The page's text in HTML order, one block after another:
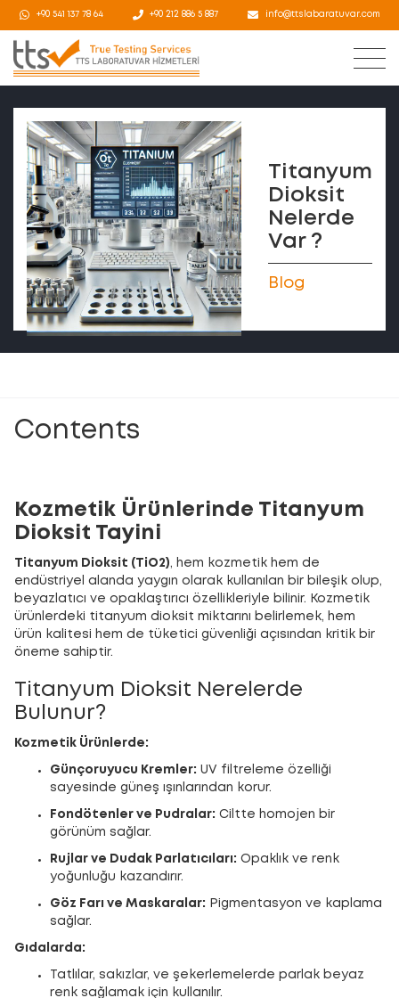
+90 541 137 78 64 +90 212 886 5 887 info@ttslabaratuvar.com
Titanyum
Dioksit
Nelerde
Var ?
Blog
Contents
Kozmetik Ürünlerinde Titanyum
Dioksit Tayini
Titanyum Dioksit (TiO2), hem kozmetik hem de
endüstriyel alanda yaygın olarak kullanılan bir bileşik olup,
beyazlatıcı ve opaklaştırıcı özellikleriyle bilinir. Kozmetik
ürünlerdeki titanyum dioksit miktarını belirlemek, hem
ürün kalitesi hem de tüketici güvenliği açısından kritik bir
öneme sahiptir.
Titanyum Dioksit Nerelerde
Bulunur?
Kozmetik Ürünlerde:
Günçoruyucu Kremler: UV filtreleme özelliği
sayesinde güneş ışınlarından korur.
Fondötenler ve Pudralar: Ciltte homojen bir
görünüm sağlar.
Rujlar ve Dudak Parlatıcıları: Opaklık ve renk
yoğunluğu kazandırır.
Göz Farı ve Maskaralar: Pigmentasyon ve kaplama
sağlar.
Gıdalarda:
Tatlılar, sakızlar, ve şekerlemelerde parlak beyaz
renk sağlamak için kullanılır.